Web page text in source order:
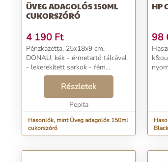
ÜVEG ADAGOLÓS 150ML
CUKORSZÓRÓ
4 190 Ft
Pénzkazetta, 25x18x9 cm,
DONAU, kék - érmetartó tálcával
- lekerekített sarkok - fém
burkolat - 2 db kulcs mellékelve...
Részletek
Pepita
Hasonlók, mint Üveg adagolós 150ml
cukorszóró
HP
98
Black